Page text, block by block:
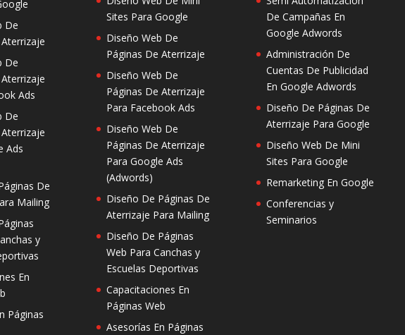
De
De
Ads
De
Ads
De
Mailing
y
En
Páginas
Sites Para Google
Diseño Web De
Páginas De Aterrizaje
Diseño Web De
Páginas De Aterrizaje
Para Facebook Ads
Diseño Web De
Páginas De Aterrizaje
Para Google Ads
(Adwords)
Diseño De Páginas De
Aterrizaje Para Mailing
Diseño De Páginas
Web Para Canchas y
Escuelas Deportivas
Capacitaciones En
Páginas Web
Asesorías En Páginas
De Campañas En
Google Adwords
Administración De
Cuentas De Publicidad
En Google Adwords
Diseño De Páginas De
Aterrizaje Para Google
Diseño Web De Mini
Sites Para Google
Remarketing En Google
Conferencias y
Seminarios